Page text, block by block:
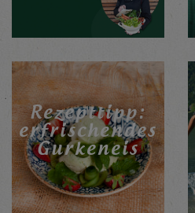
Rezepttipp:
erfrischendes
Gurkeneis